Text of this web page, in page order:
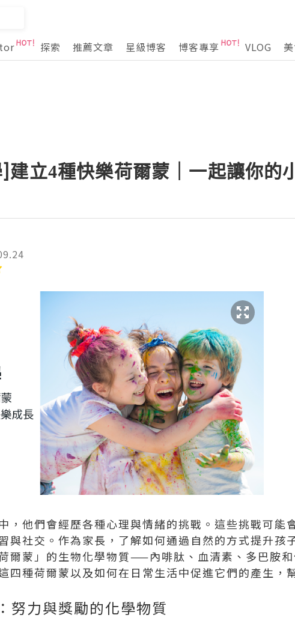
探索 推薦文章 星級博客 博客專享 VLOG
建立4種快樂荷爾蒙｜一起讓你的
，他們會經歷各種心理與情緒的挑戰。這些挑戰可能
與社交。作為家長，了解如何通過自然的方式提升孩
爾蒙」的生物化學物質——內啡肽、血清素、多巴胺
四種荷爾蒙以及如何在日常生活中促進它們的產生，
努力與獎勵的化學物質